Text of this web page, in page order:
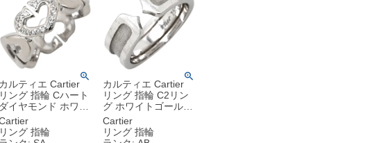
カルティエ Cartier
リング 指輪 Cハート
ダイヤモンド ホワイ
トゴールド #48
Au750 18K 18金 7.5
号 B4041500 【中
リング 指輪
カルティエ Cartier
リング 指輪 C2リン
グ ホワイトゴールド
#54(JP14) Cドゥ 2C
750WG 18K 18金 14
号 【中古】中古品
Cartier
リング 指輪